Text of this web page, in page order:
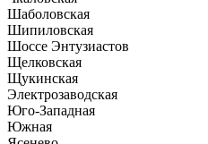
Шаболовская
Шипиловская
Шоссе Энтузиастов
Щелковская
Щукинская
Электрозаводская
Юго-Западная
Южная